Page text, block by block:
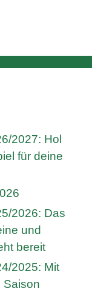
2027: Hol
für deine
2026: Das
und
bereit
2025: Mit
Saison